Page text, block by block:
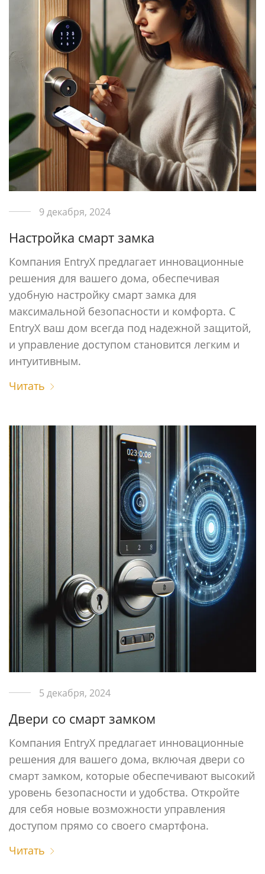
9 декабря, 2024
Настройка смарт замка
Компания EntryX предлагает инновационные
решения для вашего дома, обеспечивая
удобную настройку смарт замка для
максимальной безопасности и комфорта. С
EntryX ваш дом всегда под надежной защитой,
и управление доступом становится легким и
интуитивным.
Читать
5 декабря, 2024
Двери со смарт замком
Компания EntryX предлагает инновационные
решения для вашего дома, включая двери со
смарт замком, которые обеспечивают высокий
уровень безопасности и удобства. Откройте
для себя новые возможности управления
доступом прямо со своего смартфона.
Читать